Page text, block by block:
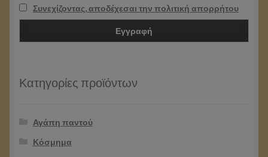
Συνεχίζοντας, αποδέχεσαι την πολιτική απορρήτου
Κατηγορίες προϊόντων
Αγάπη παντού
Κόσμημα